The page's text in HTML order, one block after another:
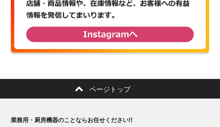
ページトップ
業務用・厨房機器のことならお任せください!!